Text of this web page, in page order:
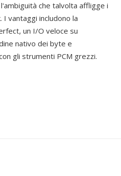
che talvolta affligge i
I vantaggi includono la
un I/O veloce su
nativo dei byte e
gli strumenti PCM grezzi.